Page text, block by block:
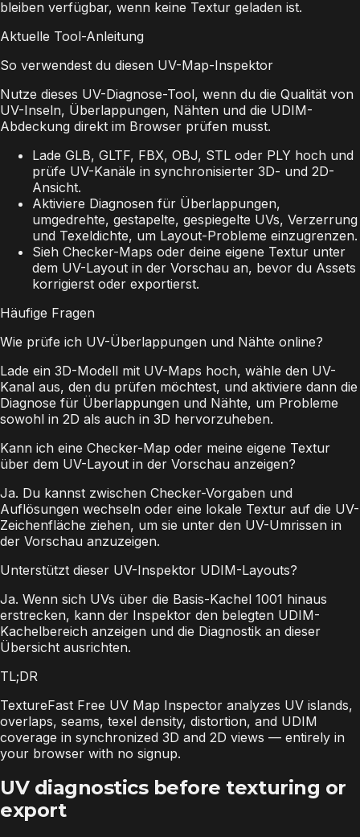
bleiben verfügbar, wenn keine Textur geladen ist.
Aktuelle Tool-Anleitung
So verwendest du diesen UV-Map-Inspektor
Nutze dieses UV-Diagnose-Tool, wenn du die Qualität von
UV-Inseln, Überlappungen, Nähten und die UDIM-
Abdeckung direkt im Browser prüfen musst.
Lade GLB, GLTF, FBX, OBJ, STL oder PLY hoch und
prüfe UV-Kanäle in synchronisierter 3D- und 2D-
Ansicht.
Aktiviere Diagnosen für Überlappungen,
umgedrehte, gestapelte, gespiegelte UVs, Verzerrung
und Texeldichte, um Layout-Probleme einzugrenzen.
Sieh Checker-Maps oder deine eigene Textur unter
dem UV-Layout in der Vorschau an, bevor du Assets
korrigierst oder exportierst.
Häufige Fragen
Wie prüfe ich UV-Überlappungen und Nähte online?
Lade ein 3D-Modell mit UV-Maps hoch, wähle den UV-
Kanal aus, den du prüfen möchtest, und aktiviere dann die
Diagnose für Überlappungen und Nähte, um Probleme
sowohl in 2D als auch in 3D hervorzuheben.
Kann ich eine Checker-Map oder meine eigene Textur
über dem UV-Layout in der Vorschau anzeigen?
Ja. Du kannst zwischen Checker-Vorgaben und
Auflösungen wechseln oder eine lokale Textur auf die UV-
Zeichenfläche ziehen, um sie unter den UV-Umrissen in
der Vorschau anzuzeigen.
Unterstützt dieser UV-Inspektor UDIM-Layouts?
Ja. Wenn sich UVs über die Basis-Kachel 1001 hinaus
erstrecken, kann der Inspektor den belegten UDIM-
Kachelbereich anzeigen und die Diagnostik an dieser
Übersicht ausrichten.
TL;DR
TextureFast Free UV Map Inspector analyzes UV islands,
overlaps, seams, texel density, distortion, and UDIM
coverage in synchronized 3D and 2D views — entirely in
your browser with no signup.
UV diagnostics before texturing or
export